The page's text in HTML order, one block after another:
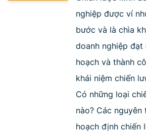
nghiệp được ví
bước và là chìa
doanh nghiệp đạt
hoạch và thành
khái niệm chiến
Có những loại
nào? Các
hoạch định chiến